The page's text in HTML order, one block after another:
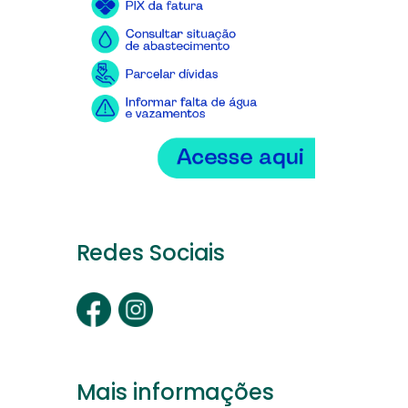
Redes Sociais
Mais informações